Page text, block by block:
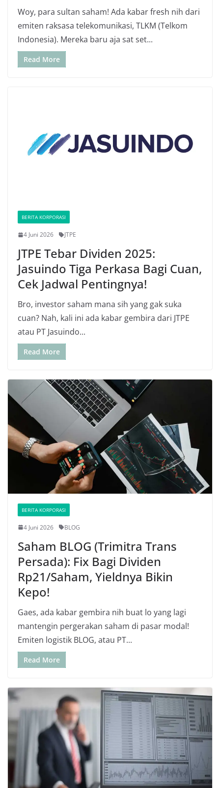
Woy, para sultan saham! Ada kabar fresh nih dari
emiten raksasa telekomunikasi, TLKM (Telkom
Indonesia). Mereka baru aja sat set...
Read More
BERITA KORPORASI
4 Juni 2026 JTPE
JTPE Tebar Dividen 2025:
Jasuindo Tiga Perkasa Bagi Cuan,
Cek Jadwal Pentingnya!
Bro, investor saham mana sih yang gak suka
cuan? Nah, kali ini ada kabar gembira dari JTPE
atau PT Jasuindo...
Read More
BERITA KORPORASI
4 Juni 2026 BLOG
Saham BLOG (Trimitra Trans
Persada): Fix Bagi Dividen
Rp21/Saham, Yieldnya Bikin
Kepo!
Gaes, ada kabar gembira nih buat lo yang lagi
mantengin pergerakan saham di pasar modal!
Emiten logistik BLOG, atau PT...
Read More